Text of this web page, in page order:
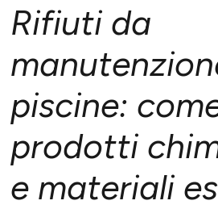
Rifiuti da
piscine:
prodotti
e materiali